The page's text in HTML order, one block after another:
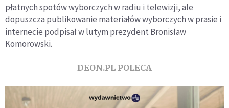
płatnych spotów wyborczych w radiu i telewizji, ale
dopuszcza publikowanie materiałów wyborczych w prasie i
internecie podpisał w lutym prezydent Bronisław
Komorowski.
DEON.PL POLECA